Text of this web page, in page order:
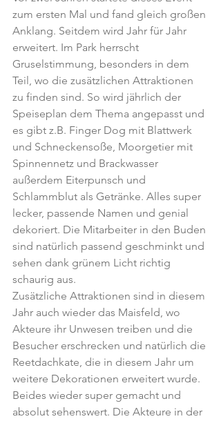
zum ersten Mal und fand gleich großen
Anklang. Seitdem wird Jahr für Jahr
erweitert. Im Park herrscht
Gruselstimmung, besonders in dem
Teil, wo die zusätzlichen Attraktionen
zu finden sind. So wird jährlich der
Speiseplan dem Thema angepasst und
es gibt z.B. Finger Dog mit Blattwerk
und Schneckensoße, Moorgetier mit
Spinnennetz und Brackwasser
außerdem Eiterpunsch und
Schlammblut als Getränke. Alles super
lecker, passende Namen und genial
dekoriert. Die Mitarbeiter in den Buden
sind natürlich passend geschminkt und
sehen dank grünem Licht richtig
schaurig aus.
Zusätzliche Attraktionen sind in diesem
Jahr auch wieder das Maisfeld, wo
Akteure ihr Unwesen treiben und die
Besucher erschrecken und natürlich die
Reetdachkate, die in diesem Jahr um
weitere Dekorationen erweitert wurde.
Beides wieder super gemacht und
absolut sehenswert. Die Akteure in der